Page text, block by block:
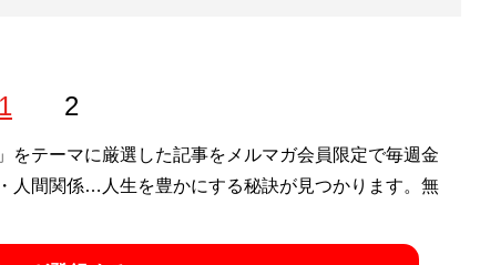
1 2
をテーマに厳選した記事をメルマガ会員限定で毎週金
人間関係…人生を豊かにする秘訣が見つかります。無